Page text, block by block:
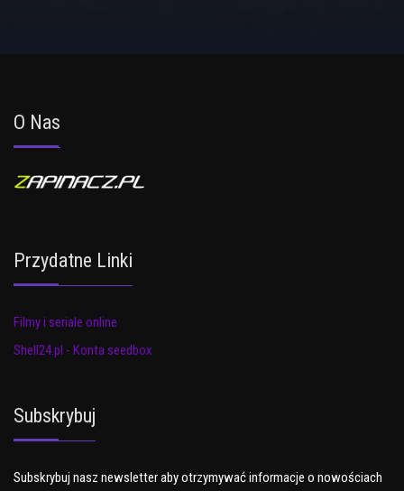
O Nas
Przydatne Linki
Filmy i seriale online
Shell24.pl - Konta seedbox
Subskrybuj
Subskrybuj nasz newsletter aby otrzymywać informacje o nowościach